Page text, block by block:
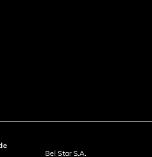
Bel Star S.A.